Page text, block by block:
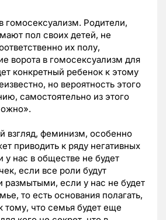
гомосексуализм. Родители,
пол своих детей, не
их полу,
ворота в гомосексуализм для
конкретный ребенок к этому
но вероятность этого
самостоятельно из этого
взгляд, феминизм, особенно
приводить к ряду негативных
у нас в обществе не будет
если все роли будут
размытыми, если у нас не будет
то есть основания полагать,
тому, что семья будет еще